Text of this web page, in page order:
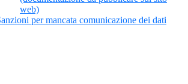
web)
per mancata comunicazione dei dati